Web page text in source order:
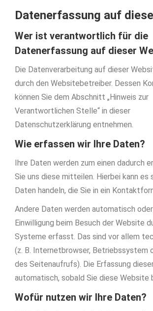
Datenerfassung auf
Wer ist verantwortlich für die
Datenerfassung auf dieser
Die Datenverarbeitung auf dieser
durch den Websitebetreiber. Dessen
können Sie dem Abschnitt „Hinweis zur
Verantwortlichen Stelle“ in dieser
Datenschutzerklärung entnehmen.
Wie erfassen wir Ihre Daten?
Ihre Daten werden zum einen dadurch
Sie uns diese mitteilen. Hierbei kann es
Daten handeln, die Sie in ein
Andere Daten werden automatisch
Einwilligung beim Besuch der Website
Systeme erfasst. Das sind vor allem
(z. B. Internetbrowser, Betriebssystem
des Seitenaufrufs). Die Erfassung
automatisch, sobald Sie diese Website
Wofür nutzen wir Ihre Daten?